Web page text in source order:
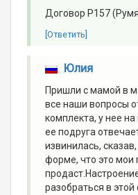
Договор Р157
[Ответить]
Юлия
Пришли с мамой в
все наши вопросы
комплекта, у нее
ее подруга
извинилась,
форме, что это мои
разобраться в